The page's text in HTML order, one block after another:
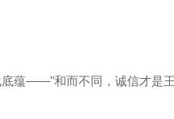
蕴——"和而不同，诚信才是